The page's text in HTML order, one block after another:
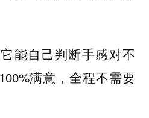
能自己判断手感对不
满意，全程不需要